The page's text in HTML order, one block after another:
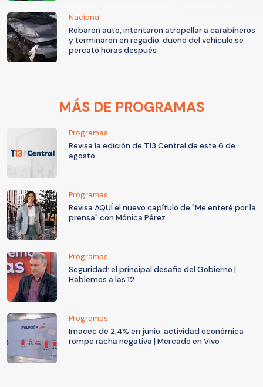
Nacional
Robaron auto, intentaron atropellar a carabineros
y terminaron en regadío: dueño del vehículo se
percató horas después
MÁS DE PROGRAMAS
Programas
Revisa la edición de T13 Central de este 6 de
agosto
Programas
Revisa AQUÍ el nuevo capítulo de "Me enteré por la
prensa" con Mónica Pérez
Programas
Seguridad: el principal desafío del Gobierno |
Hablemos a las 12
Programas
Imacec de 2,4% en junio: actividad económica
rompe racha negativa | Mercado en Vivo